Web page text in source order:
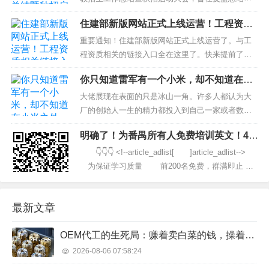
有任何...
作经验，相互学习、借鉴；反思工作中存在的问题
并研讨解决方案；提升业务能力及企业团队核心竞
争力，为下一步做好秋季招生工作做出具体的方向
指引。知云时代教育集团总裁郭玉峰、副总裁、...
住建部新版网站正式上线运营！工程资质
相关链接入口全在这里了！
重要通知！住建部新版网站正式上线运营了。与工
程资质相关的链接入口全在这里了。快来提前了解
下新版网站各项功能吧！ 住建部新版网址入口 打开
住建部官网，进入新版网站首页 http://www.mohurd.
gov.cn/ 新版网站与资质相关的链接位置...
你只知道雷军有一个小米，却不知道在小
米之外，他还有另一片天地
大佬展现在表面的只是冰山一角。许多人都认为大
厂的创始人一生的精力都投入到自己一家或者数家
企业上，因为他们只要出现在公众面前一般展露的
都是自身创立不变的企业。比如马云和支付宝，比
如刘强东和京东，雷军和小米。...
明确了！为番禺所有人免费培训英文！4月
21日正式开始！
👇👇👇 ˂!--article_adlist[ ]article_adlist--˃
为保证学习质量 前200名免费，群满即止
最新文章
OEM代工的生死局：赚着卖白菜的钱，操着卖白粉的心
2026-08-06 07:58:24